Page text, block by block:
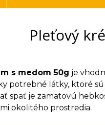
Pleťový
s medom 50g je
potrebné látky, ktoré
späť je zamatovú
okolitého prostredia.